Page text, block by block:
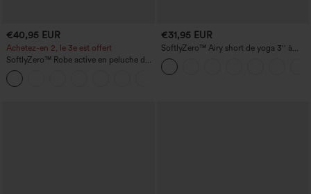
€40,95 EUR
Achetez-en 2, le 3e est offert
SoftlyZero™ Robe active en peluche dos
nu — Édition Hyper Facile
€31,95 EUR
SoftlyZero™ Airy short de yoga 3'' à
taille haute, froncé, InstantCool, avec
poches